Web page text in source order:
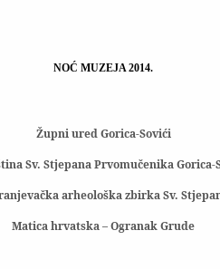
NOĆ MUZEJA 2014.
Župni ured Gorica-Sovići
Sv. Stjepana Prvomučenika Gorica-
arheološka zbirka Sv.
Matica hrvatska – Ogranak Grude